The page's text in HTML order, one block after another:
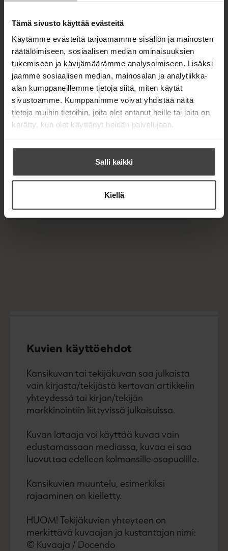
Tämä sivusto käyttää evästeitä
Käytämme evästeitä tarjoamamme sisällön ja mainosten
räätälöimiseen, sosiaalisen median ominaisuuksien
tukemiseen ja kävijämäärämme analysoimiseen. Lisäksi
jaamme sosiaalisen median, mainosalan ja analytiikka-
alan kumppaneillemme tietoja siitä, miten käytät
sivustoamme. Kumppanimme voivat yhdistää näitä
tietoja muihin tietoihin, joita olet antanut heille tai joita on
kerätty, kun olet käyttänyt heidän palvelujaan.
Salli kaikki
Kiellä
Kuvien käyttöehdot
Kansikuvan tai tekijäkuvan saa julkaista
vain kirjasta/tekijästä kertovan artikkelin
yhteydessä tai kirjan/tekijän
markkinointiin liittyvissä julkaisuissa.
Kuvan lataaja voi käyttää kuvaa vain
edustamassaan mediassa, kuvaa ei saa
luovuttaa edelleen kolmansille osapuolille.
Kansikuvien muuntelu, esimerkiksi
rajaaminen on kielletty.
HUOM! Tekijäkuvien yhteyteen on
merkittävä kuvaajan ja kustantajan nimi:
© Kuvaaja / Docendo